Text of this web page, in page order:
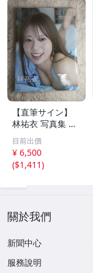
【直筆サイン】
林祐衣 写真集 『
PALETTE』ジャン
ボリ
目前出價
¥ 6,500
($1,411)
關於我們
新聞中心
服務說明